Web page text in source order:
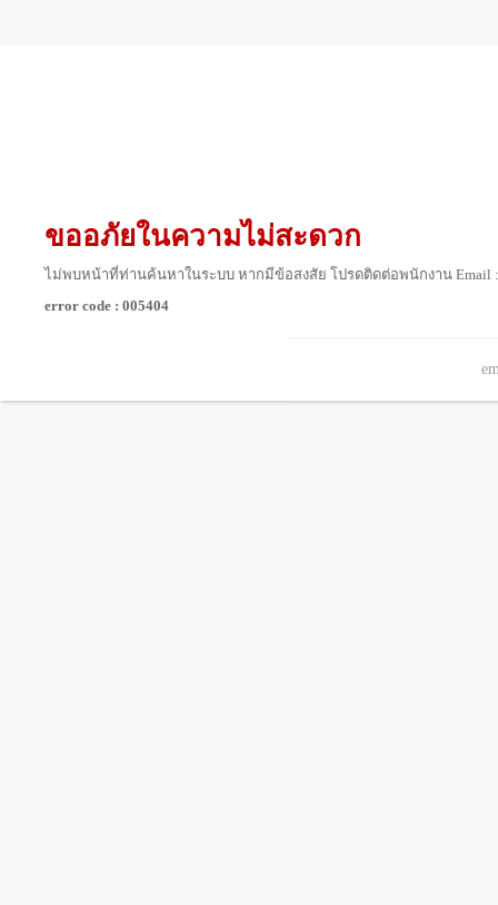
ขออภัยในความไม่สะดวก
ไม่พบหน้าที่ท่านค้นหาในระบบ หากมีข้อสงสัย โปรดติดต่อพนักงาน Email :
error code : 005404